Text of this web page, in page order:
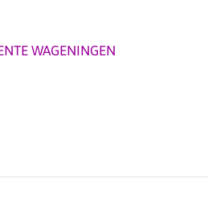
WAGENINGEN